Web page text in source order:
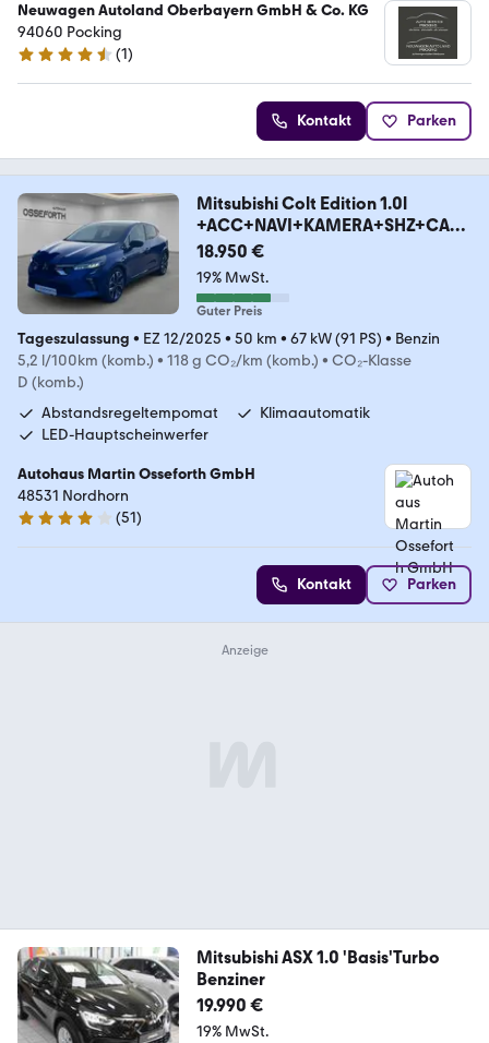
Neuwagen Autoland Oberbayern GmbH & Co. KG
94060 Pocking
4.7 Sterne
(1)
Kontakt Parken
Mitsubishi Colt Edition 1.0l
+ACC+NAVI+KAMERA+SHZ+CARP
LAY
18.950 €
19% MwSt.
Guter Preis
Tageszulassung • EZ 12/2025 • 50 km • 67 kW (91 PS) • Benzin
5,2 l/100km (komb.) • 118 g CO₂/km (komb.) • CO₂-Klasse
D (komb.)
Abstandsregeltempomat
Klimaautomatik
LED-Hauptscheinwerfer
Autohaus Martin Osseforth GmbH
48531 Nordhorn
4.1 Sterne
(51)
Kontakt Parken
Mitsubishi ASX 1.0 'Basis'Turbo
Benziner
19.990 €
19% MwSt.